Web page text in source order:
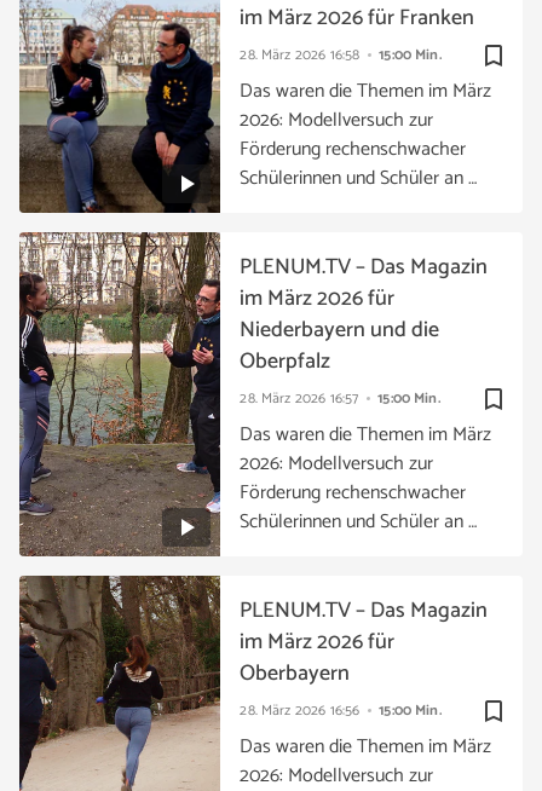
bookmark_border
28. März 2026 16:58 15:00 Min.
im März 2026 für Franken
Das waren die Themen im März
2026: Modellversuch zur
Förderung rechenschwacher
Schülerinnen und Schüler an …
bookmark_border
28. März 2026 16:57 15:00 Min.
PLENUM.TV – Das Magazin
im März 2026 für
Niederbayern und die
Oberpfalz
Das waren die Themen im März
2026: Modellversuch zur
Förderung rechenschwacher
Schülerinnen und Schüler an …
bookmark_border
28. März 2026 16:56 15:00 Min.
PLENUM.TV – Das Magazin
im März 2026 für
Oberbayern
Das waren die Themen im März
2026: Modellversuch zur